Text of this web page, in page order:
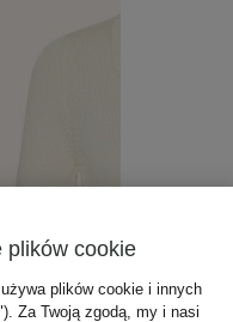
plików cookie
plików cookie i innych
Za Twoją zgodą, my i nasi